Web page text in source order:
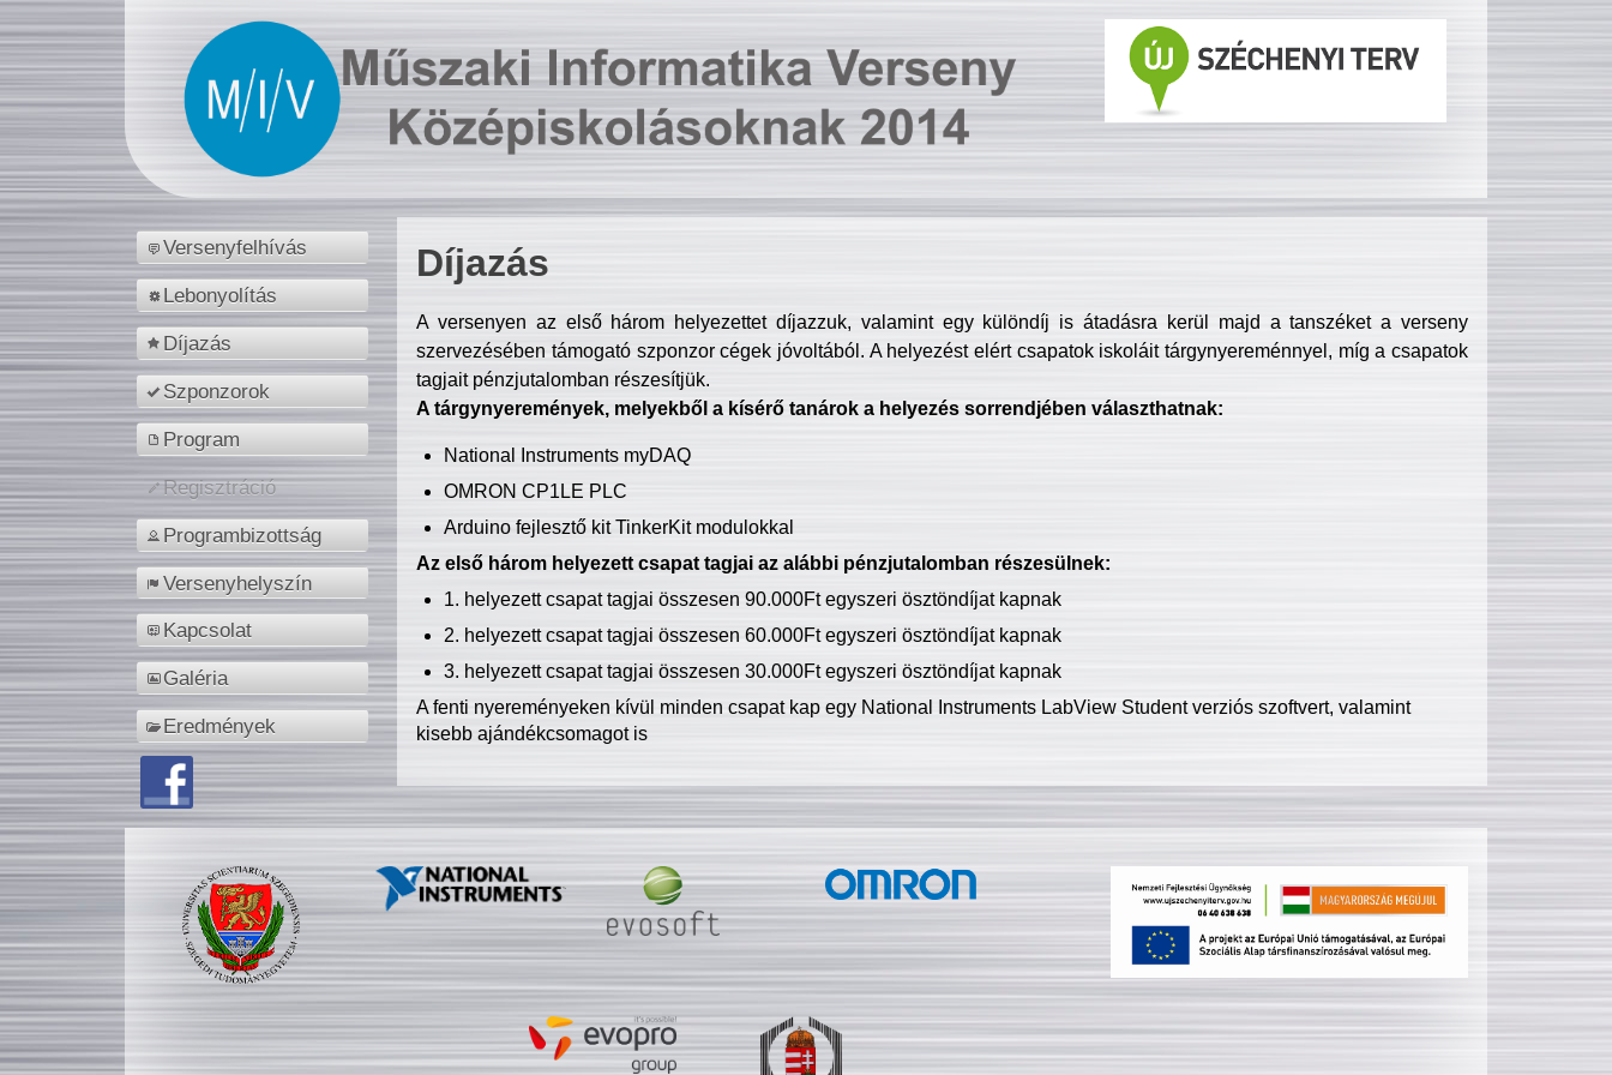
Versenyfelhívás
Lebonyolítás
Díjazás
Szponzorok
Program
Regisztráció
Programbizottság
Versenyhelyszín
Kapcsolat
Galéria
Eredmények
Díjazás
A versenyen az első három helyezettet díjazzuk, valamint egy különdíj is átadásra kerül majd a tanszéket a verseny
szervezésében támogató szponzor cégek jóvoltából. A helyezést elért csapatok iskoláit tárgynyereménnyel, míg a csapatok
tagjait pénzjutalomban részesítjük.
A tárgynyeremények, melyekből a kísérő tanárok a helyezés sorrendjében választhatnak:
National Instruments myDAQ
OMRON CP1LE PLC
Arduino fejlesztő kit TinkerKit modulokkal
Az első három helyezett csapat tagjai az alábbi pénzjutalomban részesülnek:
1. helyezett csapat tagjai összesen 90.000Ft egyszeri ösztöndíjat kapnak
2. helyezett csapat tagjai összesen 60.000Ft egyszeri ösztöndíjat kapnak
3. helyezett csapat tagjai összesen 30.000Ft egyszeri ösztöndíjat kapnak
A fenti nyereményeken kívül minden csapat kap egy National Instruments LabView Student verziós szoftvert, valamint
kisebb ajándékcsomagot is